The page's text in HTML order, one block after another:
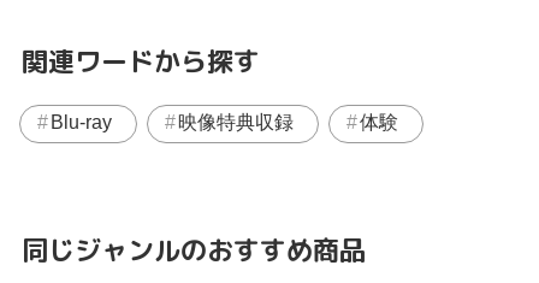
関連ワードから探す
Blu-ray 映像特典収録 体験
同じジャンルのおすすめ商品